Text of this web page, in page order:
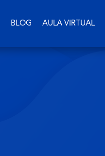
BLOG AULA VIRTUAL